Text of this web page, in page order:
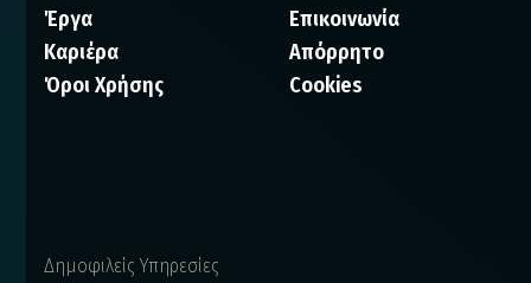
Έργα
Επικοινωνία
Καριέρα
Απόρρητο
Όροι Χρήσης
Cookies
Δημοφιλείς Υπηρεσίες